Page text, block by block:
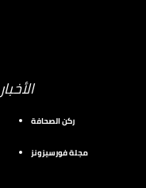
الأخبار
ركن الصحافة
مجلة فورسيزونز